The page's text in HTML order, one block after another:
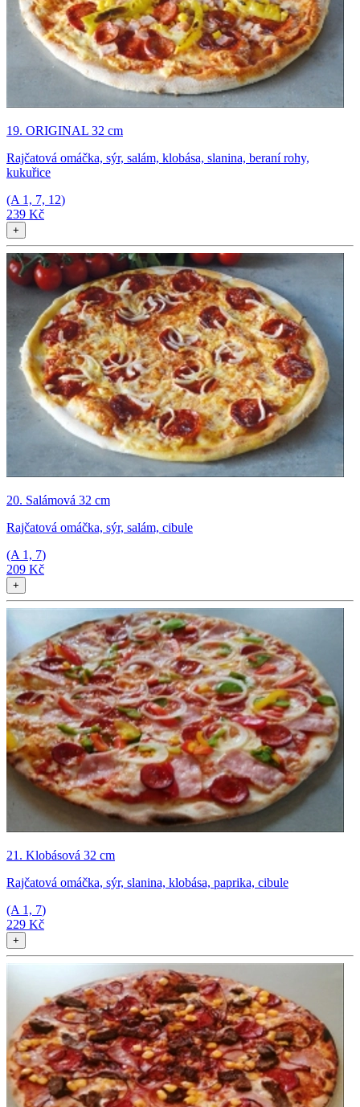
19. ORIGINAL 32 cm
Rajčatová omáčka, sýr, salám, klobása, slanina, beraní rohy,
kukuřice
(A 1, 7, 12)
239 Kč
+
20. Salámová 32 cm
Rajčatová omáčka, sýr, salám, cibule
(A 1, 7)
209 Kč
+
21. Klobásová 32 cm
Rajčatová omáčka, sýr, slanina, klobása, paprika, cibule
(A 1, 7)
229 Kč
+